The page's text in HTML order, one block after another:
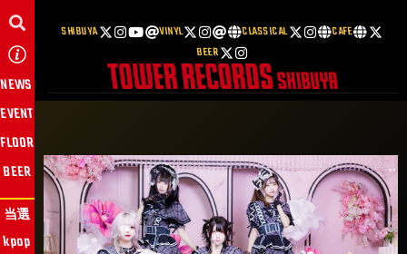
SHIBUYA VINYL CLASSICAL
CAFE
BEER
NEWS
EVENT
当選
FLOOR
BEER
kpop